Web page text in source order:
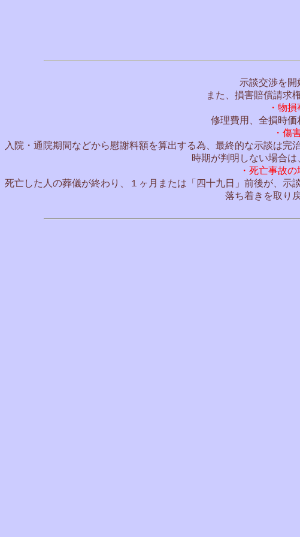
示談交渉を開
また、損害賠償請求
・物
修理費用、全損時価
・傷
入院・通院期間などから慰謝料額を算出する為、最終的な示談は
時期が判明しない場合
・死亡事故
死亡した人の葬儀が終わり、１ヶ月または「四十九日」前後が、
落ち着きを取り